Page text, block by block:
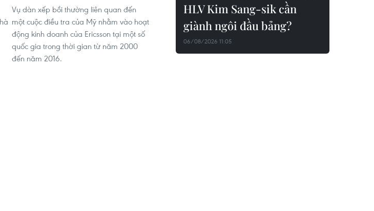
Vụ dàn xếp bồi thường liên quan đến
một cuộc điều tra của Mỹ nhằm vào hoạt
động kinh doanh của Ericsson tại một số
quốc gia trong thời gian từ năm 2000
đến năm 2016.
HLV Kim Sang-sik cần
giành ngôi đầu bảng?
06/08/2026 11:05